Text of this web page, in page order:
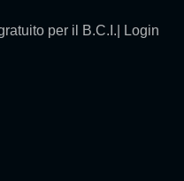
per il B.C.I.| Login